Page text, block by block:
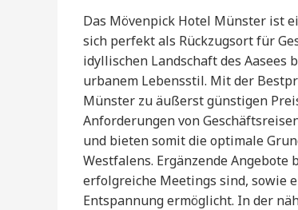
Das Mövenpick Hotel Münster ist
sich perfekt als Rückzugsort für
idyllischen Landschaft des Aasees
urbanem Lebensstil. Mit der
Münster zu äußerst günstigen
Anforderungen von
und bieten somit die optimale
Westfalens. Ergänzende
erfolgreiche Meetings sind, sowie
Entspannung ermöglicht. In der